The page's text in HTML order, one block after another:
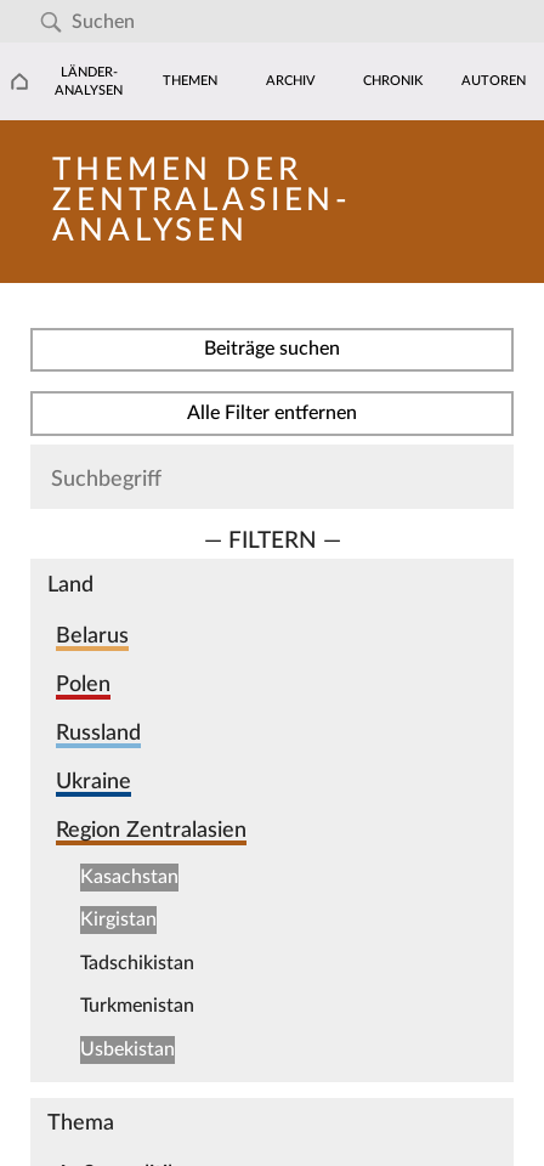
LÄNDER-
ANALYSEN
THEMEN ARCHIV CHRONIK AUTOREN
THEMEN DER
ZENTRALASIEN-
ANALYSEN
Beiträge suchen
Alle Filter entfernen
— FILTERN —
Land
Belarus
Polen
Russland
Ukraine
Region Zentralasien
Kasachstan
Kirgistan
Tadschikistan
Turkmenistan
Usbekistan
Thema